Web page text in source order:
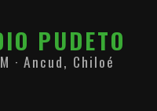
PUDETO
· Ancud, Chiloé